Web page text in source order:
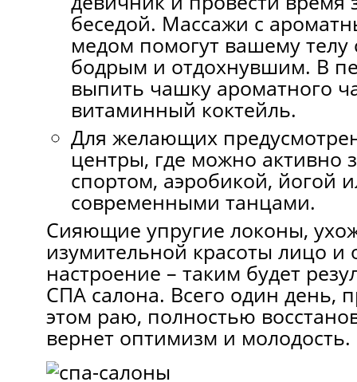
беседой. Массажи с
медом помогут вашему телу
бодрым и отдохнувшим. В
выпить чашку ароматного
витаминный коктейль.
Для желающих
центры, где можно активно
спортом, аэробикой, йогой
современными танцами.
Сияющие упругие локоны,
изумительной красоты лицо и
настроение – таким будет
СПА салона. Всего один день,
этом раю, полностью
вернет оптимизм и молодость.